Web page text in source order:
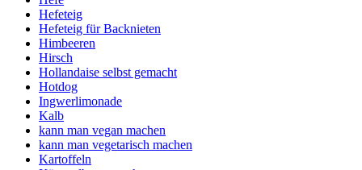
Hefeteig
Hefeteig für Backnieten
Himbeeren
Hirsch
Hollandaise selbst gemacht
Hotdog
Ingwerlimonade
Kalb
kann man vegan machen
kann man vegetarisch machen
Kartoffeln